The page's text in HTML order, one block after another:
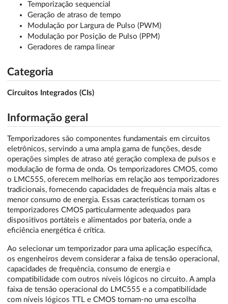
Temporização sequencial
Geração de atraso de tempo
Modulação por Largura de Pulso (PWM)
Modulação por Posição de Pulso (PPM)
Geradores de rampa linear
Categoria
Circuitos Integrados (CIs)
Informação geral
Temporizadores são componentes fundamentais em circuitos
eletrônicos, servindo a uma ampla gama de funções, desde
operações simples de atraso até geração complexa de pulsos e
modulação de forma de onda. Os temporizadores CMOS, como
o LMC555, oferecem melhorias em relação aos temporizadores
tradicionais, fornecendo capacidades de frequência mais altas e
menor consumo de energia. Essas características tornam os
temporizadores CMOS particularmente adequados para
dispositivos portáteis e alimentados por bateria, onde a
eficiência energética é crítica.
Ao selecionar um temporizador para uma aplicação específica,
os engenheiros devem considerar a faixa de tensão operacional,
capacidades de frequência, consumo de energia e
compatibilidade com outros níveis lógicos no circuito. A ampla
faixa de tensão operacional do LMC555 e a compatibilidade
com níveis lógicos TTL e CMOS tornam-no uma escolha